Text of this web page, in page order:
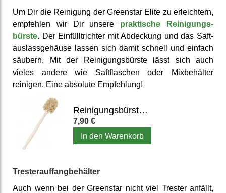
Um Dir die Reinigung der Greenstar Elite zu erleichtern,
empfehlen wir Dir unsere prak­tische Reinigungs­
bürste. Der Einfüll­trichter mit Abdeckung und das Saft­
auslass­gehäuse lassen sich damit schnell und einfach
säubern. Mit der Reinigungs­bürste lässt sich auch
vieles andere wie Saft­flaschen oder Mix­behälter
reinigen. Eine absolute Emp­fehlung!
Reinigungsbürste für Mixbehälter, Entsafter & Flaschen
7,90 €
In den Warenkorb
Trester­auffang­behälter
Auch wenn bei der Greenstar nicht viel Trester anfällt,